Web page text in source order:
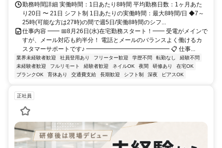
勤務時間詳細 実働時間：1日あたり8時間 平均勤務日数：1ヶ月あた
り20日 〜 21日 シフト制 1日あたりの実働時間：最大8時間/日 ◆7～
25時(可能な方は27時)の間で週5日/実働8時間のシフ...
仕事内容 ━━ 📅8月26日(水)在宅勤務スタート！━━ 受電がメインで
すが、メール対応も約半分！ 電話とメールのバランスよく働けるカ
スタマーサポートです♪ ━━━━━━━━━━━━━━ 📋 仕事...
業界未経験者歓迎 社員登用あり フリーター歓迎 学歴不問 転勤なし
経験不問
未経験者歓迎
フルリモート 経験者歓迎 ネイルOK 夜間 研修あり
在宅OK
ブランクOK
育休あり 交通費支給 長期歓迎 シフト制 深夜 ピアスOK
正社員